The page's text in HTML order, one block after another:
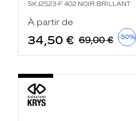
SKJ2523-F 402 NOIR BRILLANT
À partir de
34,50 € 69,00 € -50%